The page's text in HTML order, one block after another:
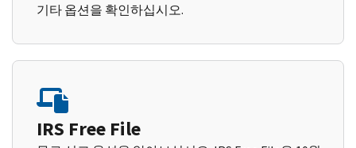
기타 옵션을 확인하십시오.
IRS Free File